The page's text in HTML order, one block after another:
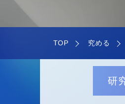
TOP 究める
研